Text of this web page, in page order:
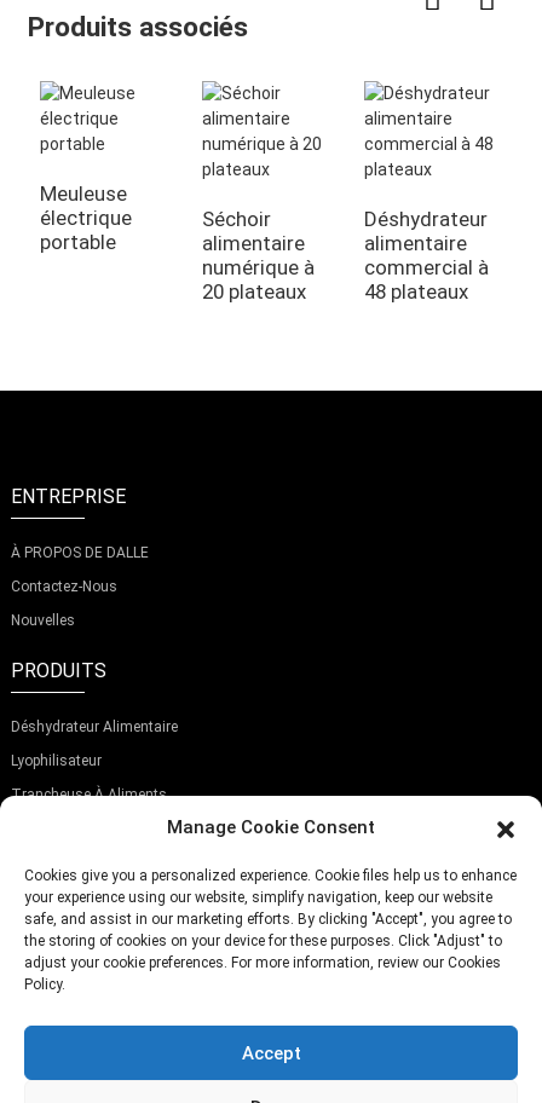
Produits associés
Meuleuse
électrique
portable
Séchoir
alimentaire
numérique à
20 plateaux
Déshydrateur
alimentaire
commercial à
48 plateaux
ENTREPRISE
À PROPOS DE DALLE
Contactez-Nous
Nouvelles
PRODUITS
Déshydrateur Alimentaire
Lyophilisateur
Trancheuse À Aliments
ABONNEZ-VOUS À NOTRE NEWSLETTER
Soumettre
Manage Cookie Consent
Cookies give you a personalized experience. Cookie files help us to enhance
your experience using our website, simplify navigation, keep our website
safe, and assist in our marketing efforts. By clicking "Accept", you agree to
the storing of cookies on your device for these purposes. Click "Adjust" to
adjust your cookie preferences. For more information, review our Cookies
Policy.
Accept